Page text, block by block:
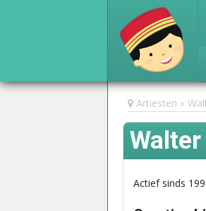
Artiesten
Actief sinds